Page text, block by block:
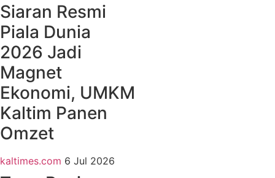
Siaran Resmi
Piala Dunia
2026 Jadi
Magnet
Ekonomi, UMKM
Kaltim Panen
Omzet
kaltimes.com 6 Jul 2026